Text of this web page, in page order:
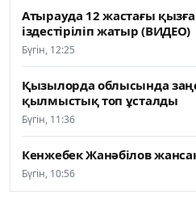
Атырауда 12 жастағы
іздестіріліп жатыр (ВИДЕО)
Бүгін, 12:25
Қызылорда облысында
қылмыстық топ ұсталды
Бүгін, 11:36
Кенжебек Жанәбілов
Бүгін, 10:56